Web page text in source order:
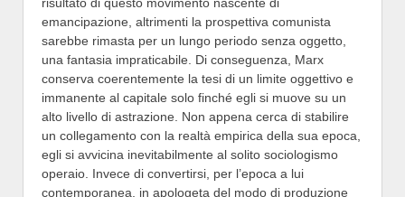
emancipazione, altrimenti la prospettiva comunista
sarebbe rimasta per un lungo periodo senza oggetto,
una fantasia impraticabile. Di conseguenza, Marx
conserva coerentemente la tesi di un limite oggettivo e
immanente al capitale solo finché egli si muove su un
alto livello di astrazione. Non appena cerca di stabilire
un collegamento con la realtà empirica della sua epoca,
egli si avvicina inevitabilmente al solito sociologismo
operaio. Invece di convertirsi, per l’epoca a lui
contemporanea, in apologeta del modo di produzione